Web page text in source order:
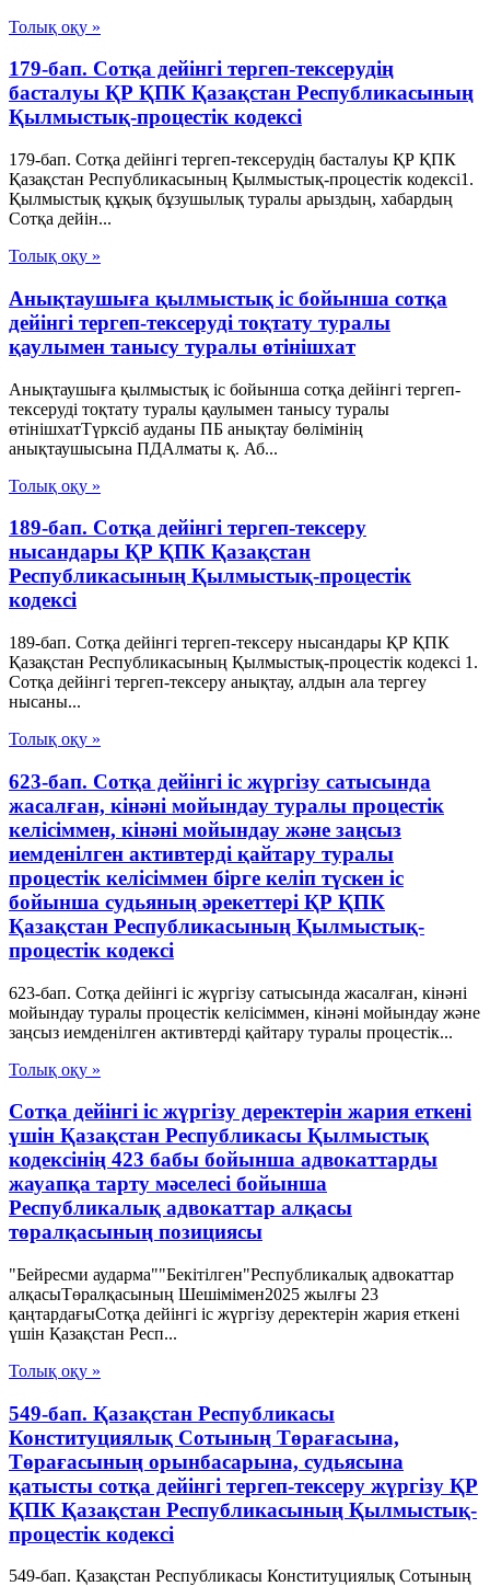
Толық оқу »
179-бап. Сотқа дейінгі тергеп-тексерудің
басталуы ҚР ҚПК Қазақстан Республикасының
Қылмыстық-процестік кодексi
179-бап. Сотқа дейінгі тергеп-тексерудің басталуы ҚР ҚПК
Қазақстан Республикасының Қылмыстық-процестік кодексi1.
Қылмыстық құқық бұзушылық туралы арыздың, хабардың
Сотқа дейін...
Толық оқу »
Анықтаушыға қылмыстық іс бойынша сотқа
дейінгі тергеп-тексеруді тоқтату туралы
қаулымен танысу туралы өтінішхат
Анықтаушыға қылмыстық іс бойынша сотқа дейінгі тергеп-
тексеруді тоқтату туралы қаулымен танысу туралы
өтінішхатТүрксіб ауданы ПБ анықтау бөлімінің
анықтаушысына ПДАлматы қ. Аб...
Толық оқу »
189-бап. Сотқа дейінгі тергеп-тексеру
нысандары ҚР ҚПК Қазақстан
Республикасының Қылмыстық-процестік
кодексi
189-бап. Сотқа дейінгі тергеп-тексеру нысандары ҚР ҚПК
Қазақстан Республикасының Қылмыстық-процестік кодексi 1.
Сотқа дейінгі тергеп-тексеру анықтау, алдын ала тергеу
нысаны...
Толық оқу »
623-бап. Сотқа дейінгі іс жүргізу сатысында
жасалған, кінәні мойындау туралы процестік
келісіммен, кінәні мойындау және заңсыз
иемденілген активтерді қайтару туралы
процестік келісіммен бірге келіп түскен іс
бойынша судьяның әрекеттері ҚР ҚПК
Қазақстан Республикасының Қылмыстық-
процестік кодексi
623-бап. Сотқа дейінгі іс жүргізу сатысында жасалған, кінәні
мойындау туралы процестік келісіммен, кінәні мойындау және
заңсыз иемденілген активтерді қайтару туралы процестік...
Толық оқу »
Сотқа дейінгі іс жүргізу деректерін жария еткені
үшін Қазақстан Республикасы Қылмыстық
кодексінің 423 бабы бойынша адвокаттарды
жауапқа тарту мәселесі бойынша
Республикалық адвокаттар алқасы
төралқасының позициясы
"Бейресми аударма""Бекітілген"Республикалық адвокаттар
алқасыТөралқасының Шешімімен2025 жылғы 23
қаңтардағыСотқа дейінгі іс жүргізу деректерін жария еткені
үшін Қазақстан Респ...
Толық оқу »
549-бап. Қазақстан Республикасы
Конституциялық Сотының Төрағасына,
Төрағасының орынбасарына, судьясына
қатысты сотқа дейінгі тергеп-тексеру жүргiзу ҚР
ҚПК Қазақстан Республикасының Қылмыстық-
процестік кодексi
549-бап. Қазақстан Республикасы Конституциялық Сотының